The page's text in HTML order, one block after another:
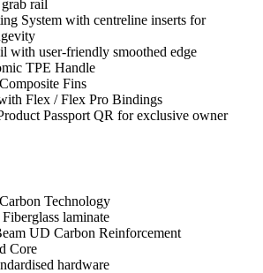
rail
System with centreline inserts for
with user-friendly smoothed edge
TPE Handle
Fins
Flex / Flex Pro Bindings
Passport QR for exclusive owner
Technology
laminate
UD Carbon Reinforcement
Core
hardware